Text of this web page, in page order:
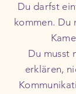
Du darfst
kommen. Du
Du musst
erklären,